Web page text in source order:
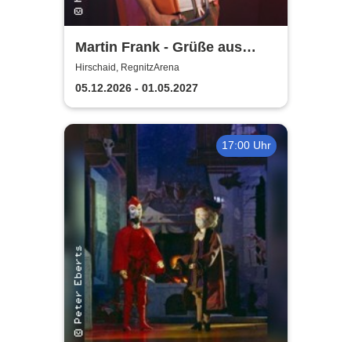
Martin Frank - Grüße aus
Allegro Süd
Hirschaid, RegnitzArena
05.12.2026 - 01.05.2027
17:00 Uhr